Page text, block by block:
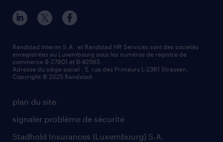
plan du site
signaler problème de sécurité
Stadhold Insurances (Luxembourg) S.A.
Randstad Interim S.A. et Randstad HR Services sont des sociétés
enregistrées au Luxembourg sous les numéros de registre de
commerce B-27901 et B-82565.
Adresse du siège social : 5, rue des Primeurs L-2361 Strassen.
Copyright © 2025 Randstad.